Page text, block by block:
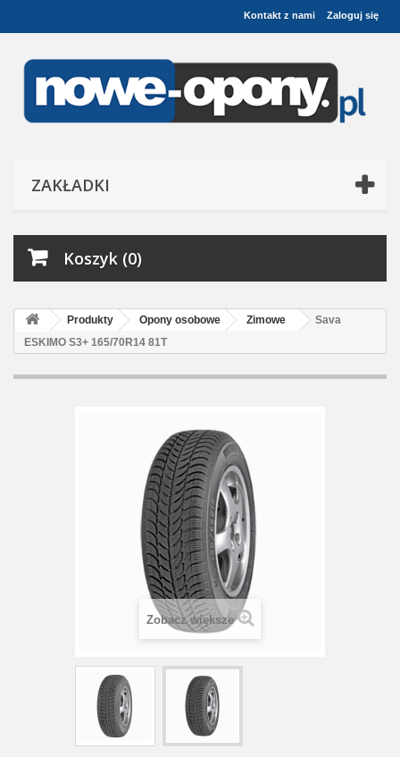
Zaloguj się
Kontakt z nami
ZAKŁADKI
Koszyk (0)
Produkty Opony osobowe Zimowe
Sava
ESKIMO S3+ 165/70R14 81T
Zobacz większe